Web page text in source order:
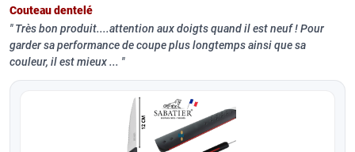
Couteau dentelé
Très bon produit....attention aux doigts quand il est neuf ! Pour
garder sa performance de coupe plus longtemps ainsi que sa
couleur, il est mieux ...